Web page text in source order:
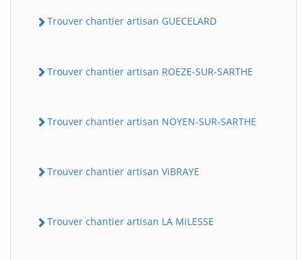
Trouver chantier artisan GUECELARD
Trouver chantier artisan ROEZE-SUR-SARTHE
Trouver chantier artisan NOYEN-SUR-SARTHE
Trouver chantier artisan ViBRAYE
Trouver chantier artisan LA MiLESSE